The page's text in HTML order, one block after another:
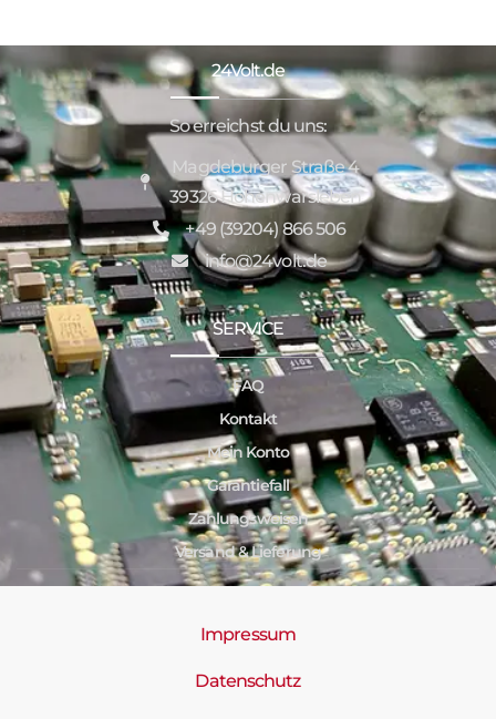
24Volt.de
So erreichst du uns:
Magdeburger Straße 4
39326 Hohenwarsleben
+49 (39204) 866 506
info@24volt.de
SERVICE
FAQ
Kontakt
Mein Konto
Garantiefall
Zahlungsweisen
Versand & Lieferung
Impressum
Datenschutz